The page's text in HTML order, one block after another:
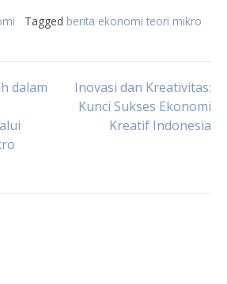
Tagged berita ekonomi teori mikro
dalam
Inovasi dan Kreativitas:
Kunci Sukses Ekonomi
Kreatif Indonesia